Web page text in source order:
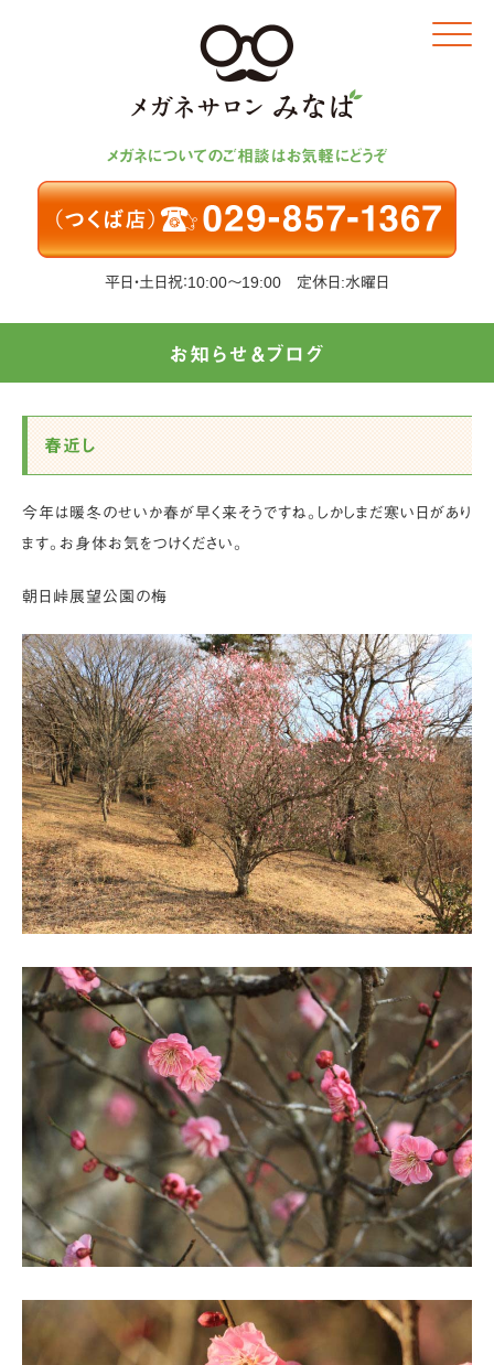
メガネについてのご相談はお気軽にどうぞ
平日・土日祝：10:00～19:00 定休日:水曜日
Click
お知らせ＆ブログ
春近し
今年は暖冬のせいか春が早く来そうですね。しかしまだ寒い日があり
ます。お身体お気をつけください。
朝日峠展望公園の梅